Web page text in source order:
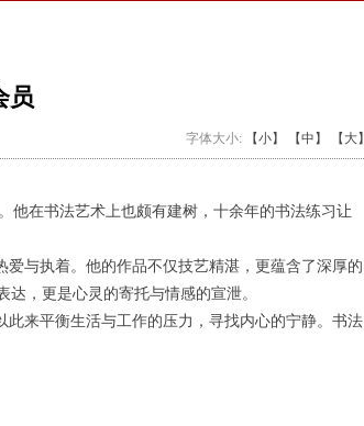
员
字体大小: 【小】 【中】 【大】
在书法艺术上也颇有建树，十余年的书法练习让
与执着。他的作品不仅技艺精湛，更蕴含了深厚的
，更是心灵的寄托与情感的宣泄。
来平衡生活与工作的压力，寻找内心的宁静。书法